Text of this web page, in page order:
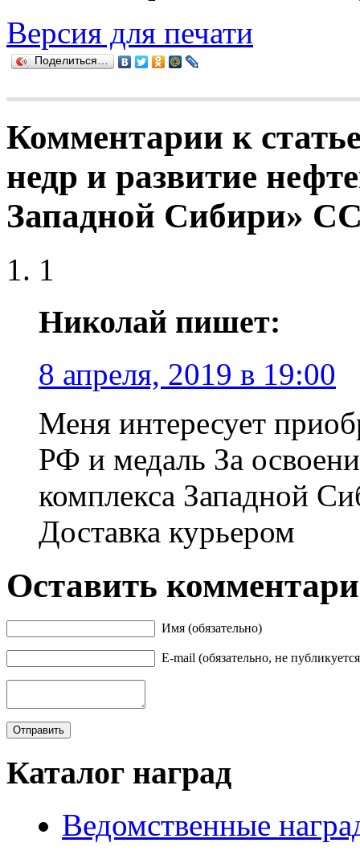
Версия для печати
Поделиться…
Комментарии к
недр и развитие
Западной Сибири»
1
Николай пишет:
8 апреля, 2019 в 19:00
Меня интересует
РФ и медаль За
комплекса Западной
Доставка курьером
Оставить
Имя (обязательно)
E-mail (обязательно, не
Каталог наград
Ведомственные